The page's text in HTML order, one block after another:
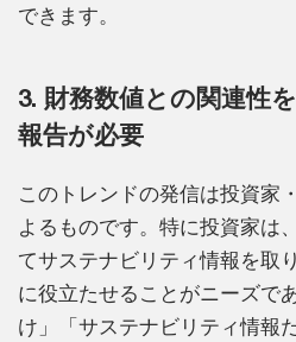
できます。
3. 財務数値との関連性
報告が必要
このトレンドの発信は投資家
よるものです。特に投資家は
てサステナビリティ情報を取
に役立たせることがニーズで
け」「サステナビリティ情報